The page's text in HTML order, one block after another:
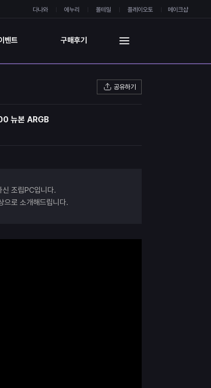
다나와 에누리 몰테일 플레이오토 메이크샵
벤트 구매후기
공유하기
뉴본 ARGB
신 조립PC입니다.
으로 소개해드립니다.